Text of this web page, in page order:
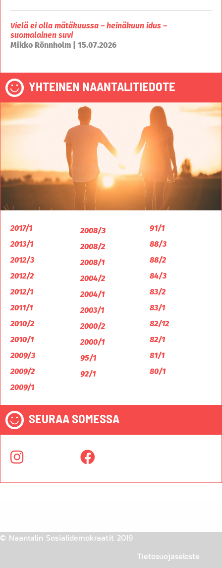
Vielä ei olla mätäkuussa – heinäkuun idus –
suomalainen suvi
Mikko Rönnholm | 15.07.2026
YHTEINEN NAANTALITIEDOTE
2017/1
2013/1
2012/3
2012/2
2012/1
2011/1
2010/2
2010/1
2009/3
2009/2
2009/1
2008/3
2008/2
2008/1
2004/2
2004/1
2003/1
2000/2
2000/1
95/1
92/1
91/1
88/3
88/2
84/3
83/2
83/1
82/12
82/1
81/1
80/1
SEURAA SOMESSA
© Naantalin Sosialidemokraatit 2019
Tietosuojaseloste